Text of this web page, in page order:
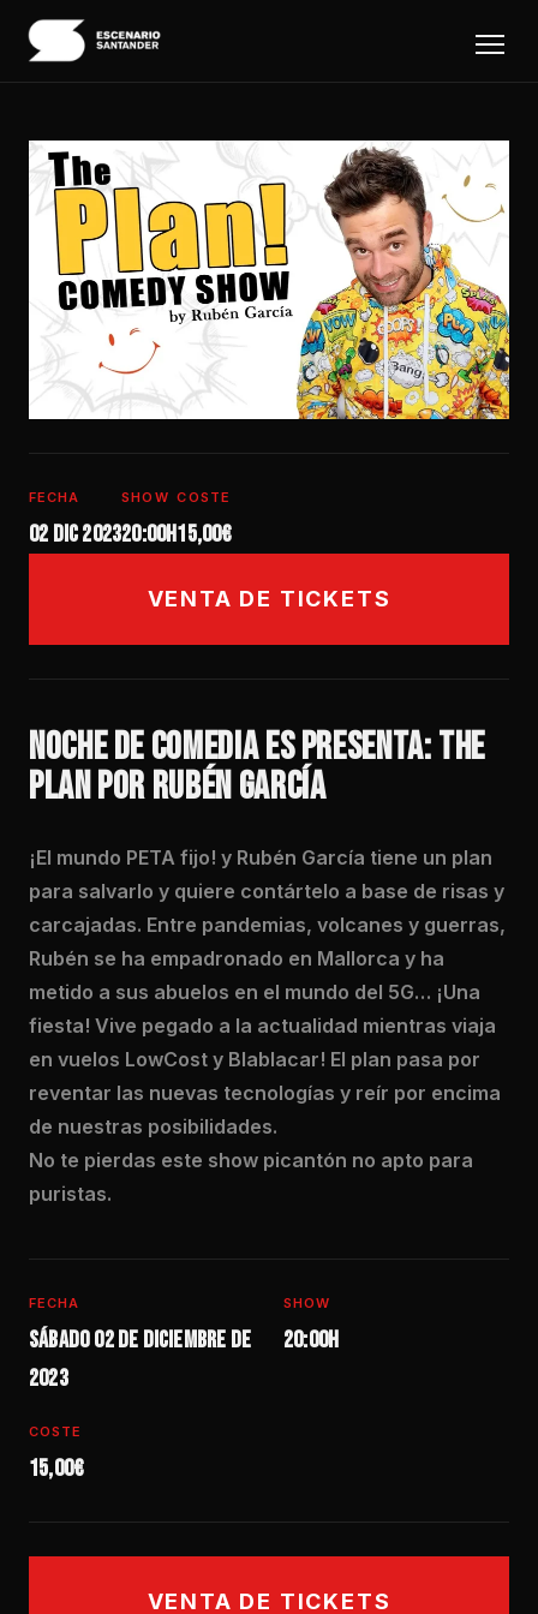
FECHA
02 dic 2023
SHOW
20:00h
COSTE
15,00€
VENTA DE TICKETS
NOCHE DE COMEDIA ES PRESENTA: THE
PLAN POR RUBÉN GARCÍA
¡El mundo PETA fijo! y Rubén García tiene un plan
para salvarlo y quiere contártelo a base de risas y
carcajadas. Entre pandemias, volcanes y guerras,
Rubén se ha empadronado en Mallorca y ha
metido a sus abuelos en el mundo del 5G… ¡Una
fiesta! Vive pegado a la actualidad mientras viaja
en vuelos LowCost y Blablacar! El plan pasa por
reventar las nuevas tecnologías y reír por encima
de nuestras posibilidades.
No te pierdas este show picantón no apto para
puristas.
FECHA
Sábado 02 de diciembre de
2023
SHOW
20:00h
COSTE
15,00€
VENTA DE TICKETS